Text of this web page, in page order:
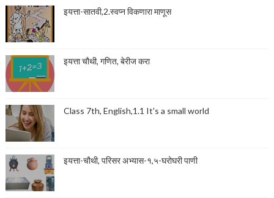
इयत्ता-सातवी,2.स्वप्न विकणारा माणूस
इयत्ता चौथी, गणित, बेरीज करा
Class 7th, English,1.1 It's a small world
इयत्ता-चौथी, परिसर अभ्यास-१,५-घरोघरी पाणी